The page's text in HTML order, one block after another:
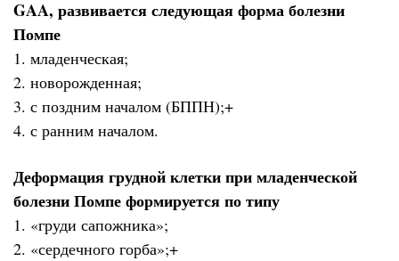
GAA, развивается следующая форма болезни
Помпе
1. младенческая;
2. новорожденная;
3. с поздним началом (БППН);+
4. с ранним началом.
Деформация грудной клетки при младенческой
болезни Помпе формируется по типу
1. «груди сапожника»;
2. «сердечного горба»;+